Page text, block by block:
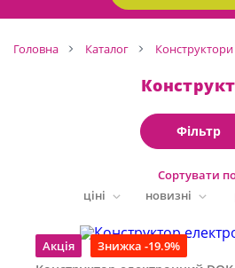
Головна Каталог Конструктори
Фільтр
Сортувати
ціні
новизні
Акція Знижка -19.9%